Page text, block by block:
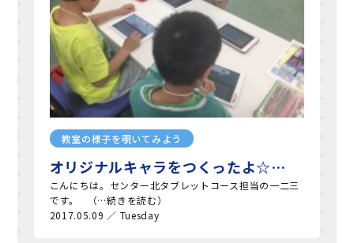
教室の様子を覗いてみよう
オリジナルキャラをつくったよ☆…
こんにちは。センター北タブレットコース担当の一二三
です。 （…続きを読む）
2017.05.09 ／ Tuesday